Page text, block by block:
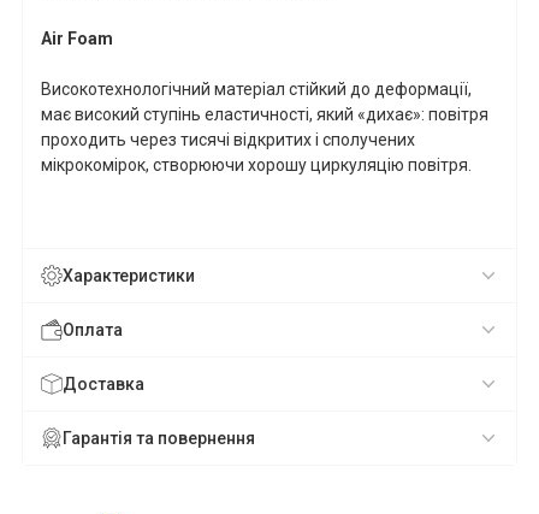
Air Foam
Високотехнологічний матеріал стійкий до деформації,
має високий ступінь еластичності, який «дихає»: повітря
проходить через тисячі відкритих і сполучених
мікрокомірок, створюючи хорошу циркуляцію повітря.
Характеристики
Оплата
Доставка
Гарантія та повернення